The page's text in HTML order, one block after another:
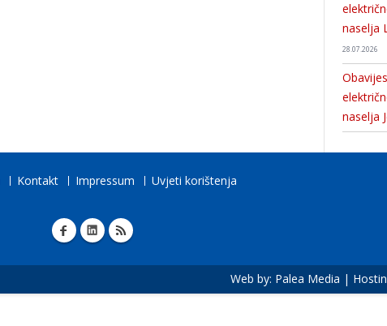
naselja
28.07.2026
naselja
Kontakt Impressum Uvjeti korištenja
Web by: Palea Media |